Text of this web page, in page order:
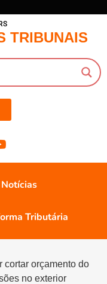
TRIBUNAIS
Notícias
Tributária
cortar orçamento do
no exterior